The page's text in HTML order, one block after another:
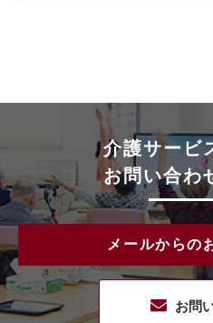
介護サービ
お問い合わ
メールからの
お問